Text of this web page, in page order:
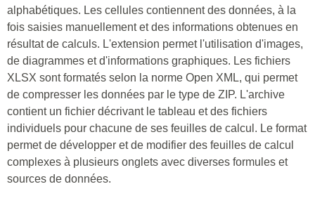
alphabétiques. Les cellules contiennent des données, à la
fois saisies manuellement et des informations obtenues en
résultat de calculs. L'extension permet l'utilisation d'images,
de diagrammes et d'informations graphiques. Les fichiers
XLSX sont formatés selon la norme Open XML, qui permet
de compresser les données par le type de ZIP. L'archive
contient un fichier décrivant le tableau et des fichiers
individuels pour chacune de ses feuilles de calcul. Le format
permet de développer et de modifier des feuilles de calcul
complexes à plusieurs onglets avec diverses formules et
sources de données.